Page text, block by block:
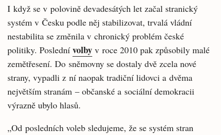
I když se v polovině devadesátých let začal stranický
systém v Česku podle něj stabilizovat, trvalá vládní
nestabilita se změnila v chronický problém české
politiky. Poslední volby v roce 2010 pak způsobily malé
zemětřesení. Do sněmovny se dostaly dvě zcela nové
strany, vypadli z ní naopak tradiční lidovci a dvěma
největším stranám – občanské a sociální demokracii
výrazně ubylo hlasů.
„Od posledních voleb sledujeme, že se systém stran